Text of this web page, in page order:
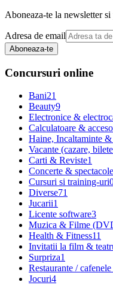
Aboneaza-te la newsletter
Adresa de email
Aboneaza-te
Concursuri online
Bani21
Beauty9
Electronice &
Calculatoare &
Haine, Incaltaminte
Vacante (cazare,
Carti & Reviste1
Concerte & spectacole
Cursuri si training-uri
Diverse71
Jucarii1
Licente software3
Muzica & Filme
Health & Fitness11
Invitatii la film &
Surpriza1
Restaurante /
Jocuri4